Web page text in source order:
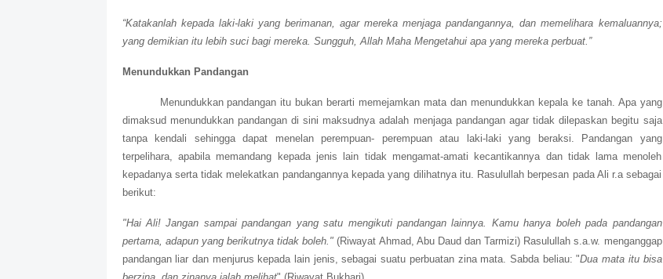
“Katakanlah kepada laki-laki yang berimanan, agar mereka menjaga pandangannya, dan memelihara kemaluannya;
yang demikian itu lebih suci bagi mereka. Sungguh, Allah Maha Mengetahui apa yang mereka perbuat.”
Menundukkan Pandangan
Menundukkan pandangan itu bukan berarti memejamkan mata dan menundukkan kepala ke tanah. Apa yang
dimaksud menundukkan pandangan di sini maksudnya adalah menjaga pandangan agar tidak dilepaskan begitu saja
tanpa kendali sehingga dapat menelan perempuan- perempuan atau laki-laki yang beraksi. Pandangan yang
terpelihara, apabila memandang kepada jenis lain tidak mengamat-amati kecantikannya dan tidak lama menoleh
kepadanya serta tidak melekatkan pandangannya kepada yang dilihatnya itu. Rasulullah berpesan pada Ali r.a sebagai
berikut:
"Hai Ali! Jangan sampai pandangan yang satu mengikuti pandangan lainnya. Kamu hanya boleh pada pandangan
pertama, adapun yang berikutnya tidak boleh." (Riwayat Ahmad, Abu Daud dan Tarmizi) Rasulullah s.a.w. menganggap
pandangan liar dan menjurus kepada lain jenis, sebagai suatu perbuatan zina mata. Sabda beliau: "Dua mata itu bisa